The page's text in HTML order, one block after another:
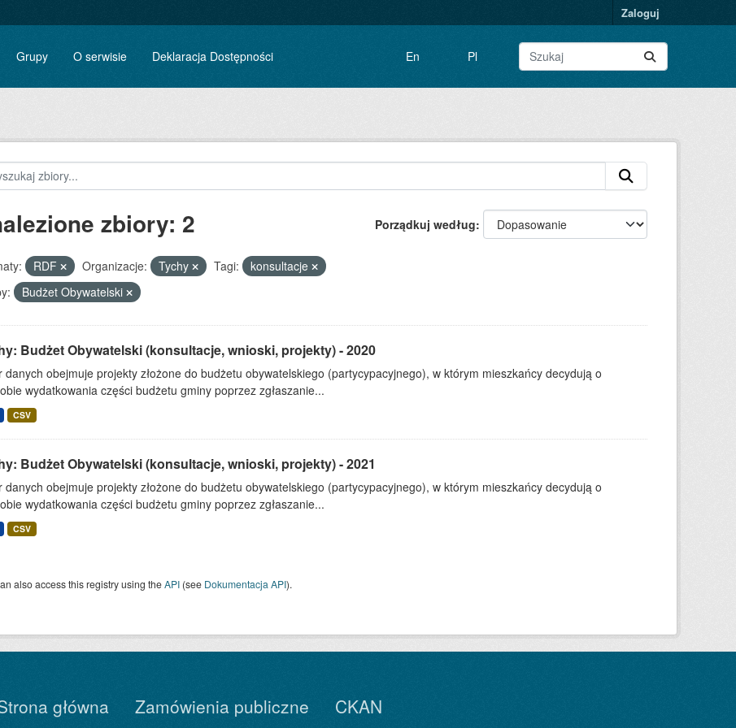
Zaloguj
Grupy O serwisie Deklaracja Dostępności En Pl
Porządkuj według
zbiory: 2
RDF Organizacje: Tychy Tagi:
konsultacje
Budżet Obywatelski
Budżet Obywatelski (konsultacje, wnioski, projekty) - 2020
danych obejmuje projekty złożone do budżetu obywatelskiego (partycypacyjnego), w którym mieszkańcy decydują o
wydatkowania części budżetu gminy poprzez zgłaszanie...
CSV
Budżet Obywatelski (konsultacje, wnioski, projekty) - 2021
danych obejmuje projekty złożone do budżetu obywatelskiego (partycypacyjnego), w którym mieszkańcy decydują o
wydatkowania części budżetu gminy poprzez zgłaszanie...
CSV
also access this registry using theAPI(see Dokumentacja API).
główna Zamówienia publiczne CKAN